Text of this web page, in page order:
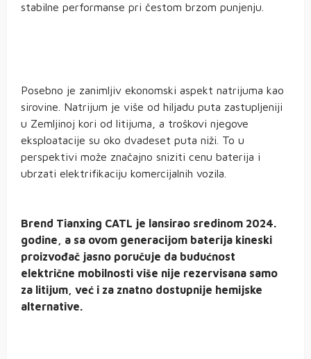
stabilne performanse pri čestom brzom punjenju.
Posebno je zanimljiv ekonomski aspekt natrijuma kao
sirovine. Natrijum je više od hiljadu puta zastupljeniji
u Zemljinoj kori od litijuma, a troškovi njegove
eksploatacije su oko dvadeset puta niži. To u
perspektivi može značajno sniziti cenu baterija i
ubrzati elektrifikaciju komercijalnih vozila.
Brend Tianxing CATL je lansirao sredinom 2024.
godine, a sa ovom generacijom baterija kineski
proizvođač jasno poručuje da budućnost
električne mobilnosti više nije rezervisana samo
za litijum, već i za znatno dostupnije hemijske
alternative.